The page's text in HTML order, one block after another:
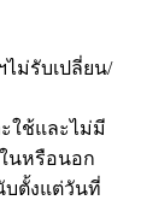
ไม่รับเปลี่ยน/
ใช้และไม่มี
นหรือนอก
บตั้งแต่วันที่